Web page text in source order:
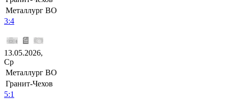
Металлург ВО
3:4
13.05.2026,
Ср
Металлург ВО
Гранит-Чехов
5:1